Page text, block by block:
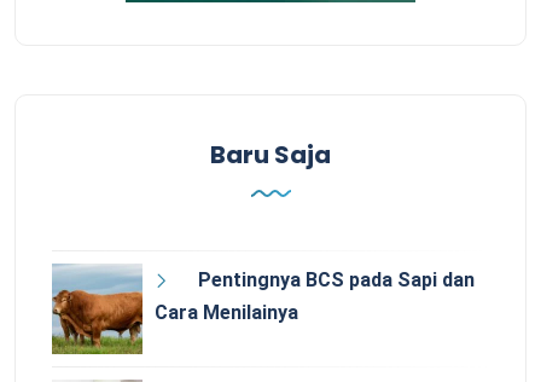
Baru Saja
Pentingnya BCS pada Sapi dan
Cara Menilainya